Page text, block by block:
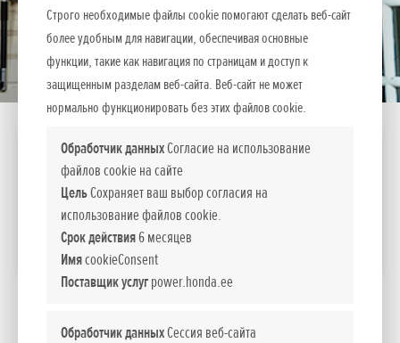
Строго необходимые файлы cookie помогают сделать веб-сайт
более удобным для навигации, обеспечивая основные
функции, такие как навигация по страницам и доступ к
защищенным разделам веб-сайта. Веб-сайт не может
нормально функционировать без этих файлов cookie.
Обработчик данныхСогласие на использование
файлов cookie на сайте
ЦельСохраняет ваш выбор согласия на
использование файлов cookie.
Срок действия6 месяцев
ИмяcookieConsent
Поставщик услугpower.honda.ee
Обработчик данныхСессия веб-сайта
SSCL E
Стоимость
EUR вкл. НДС 24%
СРАВНИТЬ